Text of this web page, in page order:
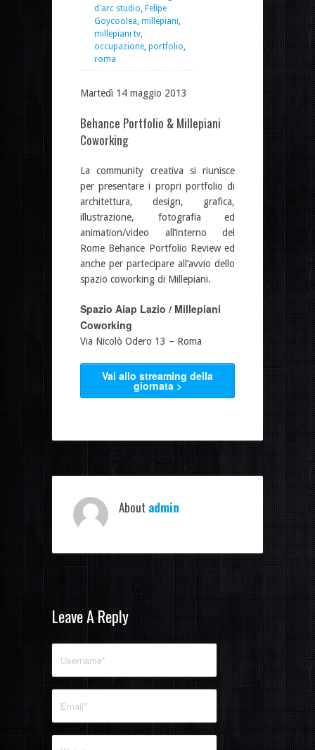
d'arc studio, Felipe
Goycoolea, millepiani,
millepiani tv,
occupazione, portfolio,
roma
Martedì 14 maggio 2013
Behance Portfolio & Millepiani
Coworking
La community creativa si riunisce
per presentare i propri portfolio di
architettura, design, grafica,
illustrazione, fotografia ed
animation/video all’interno del
Rome Behance Portfolio Review ed
anche per partecipare all’avvio dello
spazio coworking di Millepiani.
Spazio Aiap Lazio / Millepiani
Coworking
Via Nicolò Odero 13 – Roma
Vai allo streaming della
giornata >
About admin
Leave A Reply